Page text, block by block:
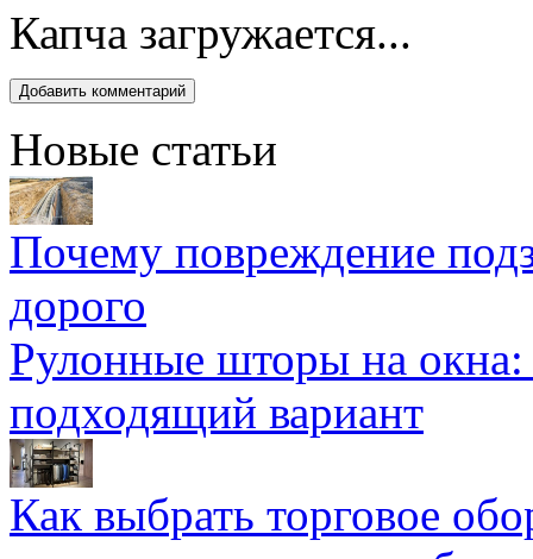
Капча загружается...
Новые статьи
Почему повреждение
дорого
Рулонные шторы на
подходящий вариант
Как выбрать торговое